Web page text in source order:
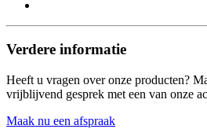
Verdere informatie
Heeft u vragen over onze producten?
vrijblijvend gesprek met een van onze
Maak nu een afspraak